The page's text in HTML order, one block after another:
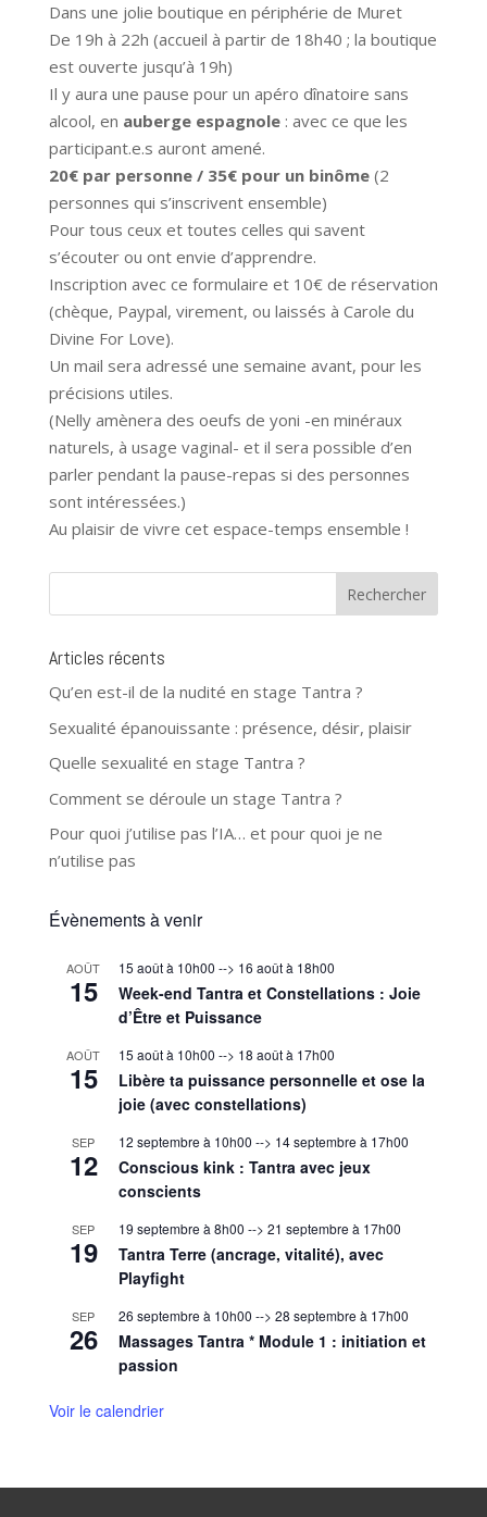
Dans une jolie boutique en périphérie de Muret
De 19h à 22h (accueil à partir de 18h40 ; la boutique
est ouverte jusqu’à 19h)
Il y aura une pause pour un apéro dînatoire sans
alcool, en auberge espagnole: avec ce que les
participant.e.s auront amené.
20€ par personne / 35€ pour un binôme(2
personnes qui s’inscrivent ensemble)
Pour tous ceux et toutes celles qui savent
s’écouter ou ont envie d’apprendre.
Inscription avec ce formulaire et 10€ de réservation
(chèque, Paypal, virement, ou laissés à Carole du
Divine For Love).
Un mail sera adressé une semaine avant, pour les
précisions utiles.
(Nelly amènera des oeufs de yoni -en minéraux
naturels, à usage vaginal- et il sera possible d’en
parler pendant la pause-repas si des personnes
sont intéressées.)
Au plaisir de vivre cet espace-temps ensemble !
Articles récents
Qu’en est-il de la nudité en stage Tantra ?
Sexualité épanouissante : présence, désir, plaisir
Quelle sexualité en stage Tantra ?
Comment se déroule un stage Tantra ?
Pour quoi j’utilise pas l’IA… et pour quoi je ne
n’utilise pas
Évènements à venir
AOÛT
15
15 août à 10h00 --> 16 août à 18h00
Week-end Tantra et Constellations : Joie
d’Être et Puissance
AOÛT
15
15 août à 10h00 --> 18 août à 17h00
Libère ta puissance personnelle et ose la
joie (avec constellations)
SEP
12
12 septembre à 10h00 --> 14 septembre à 17h00
Conscious kink : Tantra avec jeux
conscients
SEP
19
19 septembre à 8h00 --> 21 septembre à 17h00
Tantra Terre (ancrage, vitalité), avec
Playfight
SEP
26
26 septembre à 10h00 --> 28 septembre à 17h00
Massages Tantra * Module 1 : initiation et
passion
Voir le calendrier